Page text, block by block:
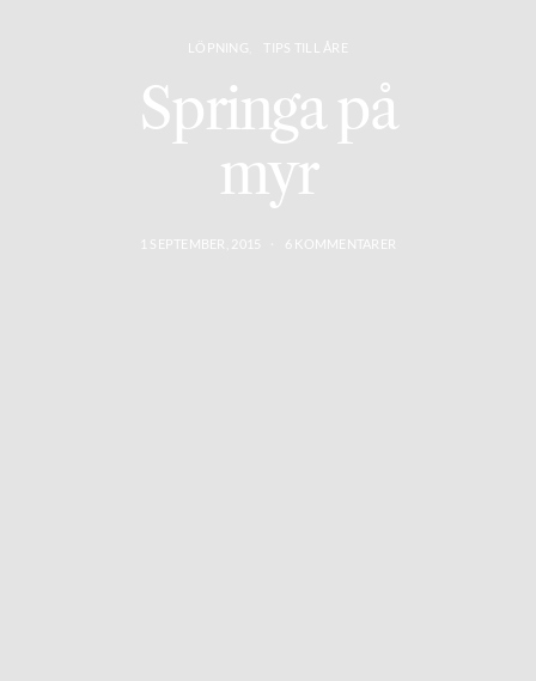
LÖPNING TIPS TILL ÅRE
Springa på
myr
1 SEPTEMBER, 2015 6 KOMMENTARER